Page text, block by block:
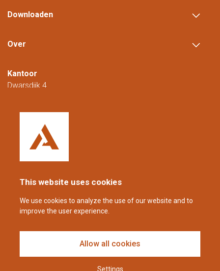
This website uses cookies
We use cookies to analyze the use of our website and to
improve the user experience.
Allow all cookies
Settings
Downloaden
Over
Kantoor
Dwarsdijk 4
Nederland
+31 (0)88 23 42 200
08.00 tot 16.00 uur (CET/CEST).
coppens@alltech.com
Follow us